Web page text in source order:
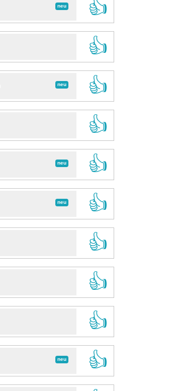
neu
👍
👍
neu
👍
👍
neu
👍
neu
👍
👍
👍
👍
neu
👍